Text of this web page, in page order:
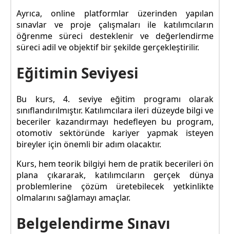
Ayrıca, online platformlar üzerinden yapılan
sınavlar ve proje çalışmaları ile katılımcıların
öğrenme süreci desteklenir ve değerlendirme
süreci adil ve objektif bir şekilde gerçekleştirilir.
Eğitimin Seviyesi
Bu kurs, 4. seviye eğitim programı olarak
sınıflandırılmıştır. Katılımcılara ileri düzeyde bilgi ve
beceriler kazandırmayı hedefleyen bu program,
otomotiv sektöründe kariyer yapmak isteyen
bireyler için önemli bir adım olacaktır.
Kurs, hem teorik bilgiyi hem de pratik becerileri ön
plana çıkararak, katılımcıların gerçek dünya
problemlerine çözüm üretebilecek yetkinlikte
olmalarını sağlamayı amaçlar.
Belgelendirme Sınavı